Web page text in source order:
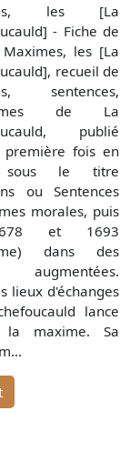
les [La
- Fiche de
les [La
recueil de
sentences,
de La
publié
fois en
sous le titre
ou Sentences
morales, puis
et 1693
dans des
augmentées.
lieux d'échanges
lance
maxime. Sa